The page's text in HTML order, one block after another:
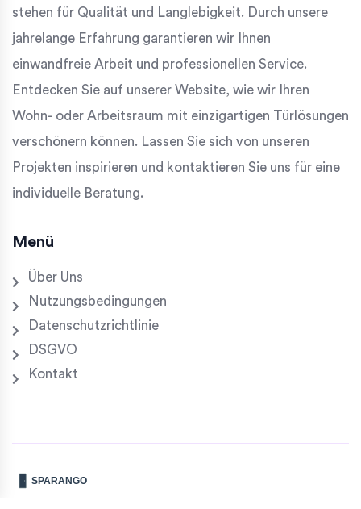
stehen für Qualität und Langlebigkeit. Durch unsere
jahrelange Erfahrung garantieren wir Ihnen
einwandfreie Arbeit und professionellen Service.
Entdecken Sie auf unserer Website, wie wir Ihren
Wohn- oder Arbeitsraum mit einzigartigen Türlösungen
verschönern können. Lassen Sie sich von unseren
Projekten inspirieren und kontaktieren Sie uns für eine
individuelle Beratung.
Menü
Über Uns
Nutzungsbedingungen
Datenschutzrichtlinie
DSGVO
Kontakt